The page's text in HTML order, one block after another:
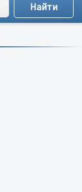
;рейтингу;отзывам